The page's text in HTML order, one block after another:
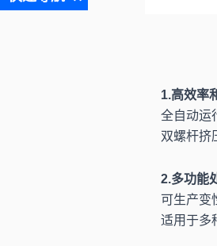
1.高效率
全自动运
双螺杆挤
2.多功能
可生产变
适用于多